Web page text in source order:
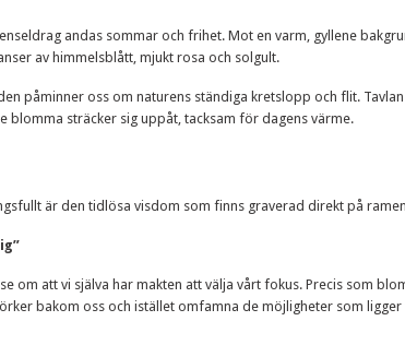
andas sommar och frihet. Mot en varm, gyllene
av himmelsblått, mjukt rosa och solgult.
påminner oss om naturens ständiga kretslopp och flit.
sträcker sig uppåt, tacksam för dagens värme.
är den tidlösa visdom som finns graverad direkt på
om att vi själva har makten att välja vårt fokus. Precis som
bakom oss och istället omfamna de möjligheter som ligger